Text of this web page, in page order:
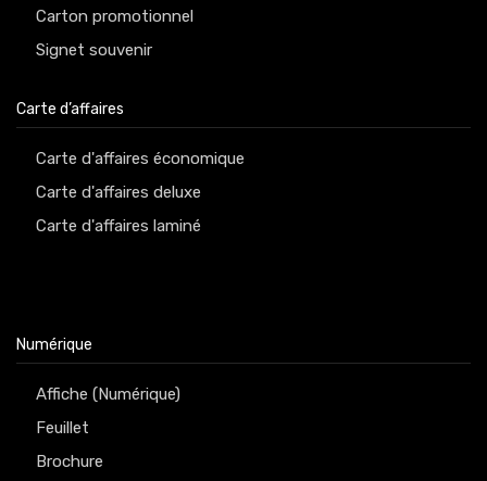
Carton promotionnel
Signet souvenir
Carte d’affaires
Carte d'affaires économique
Carte d'affaires deluxe
Carte d'affaires laminé
Numérique
Affiche (Numérique)
Feuillet
Brochure